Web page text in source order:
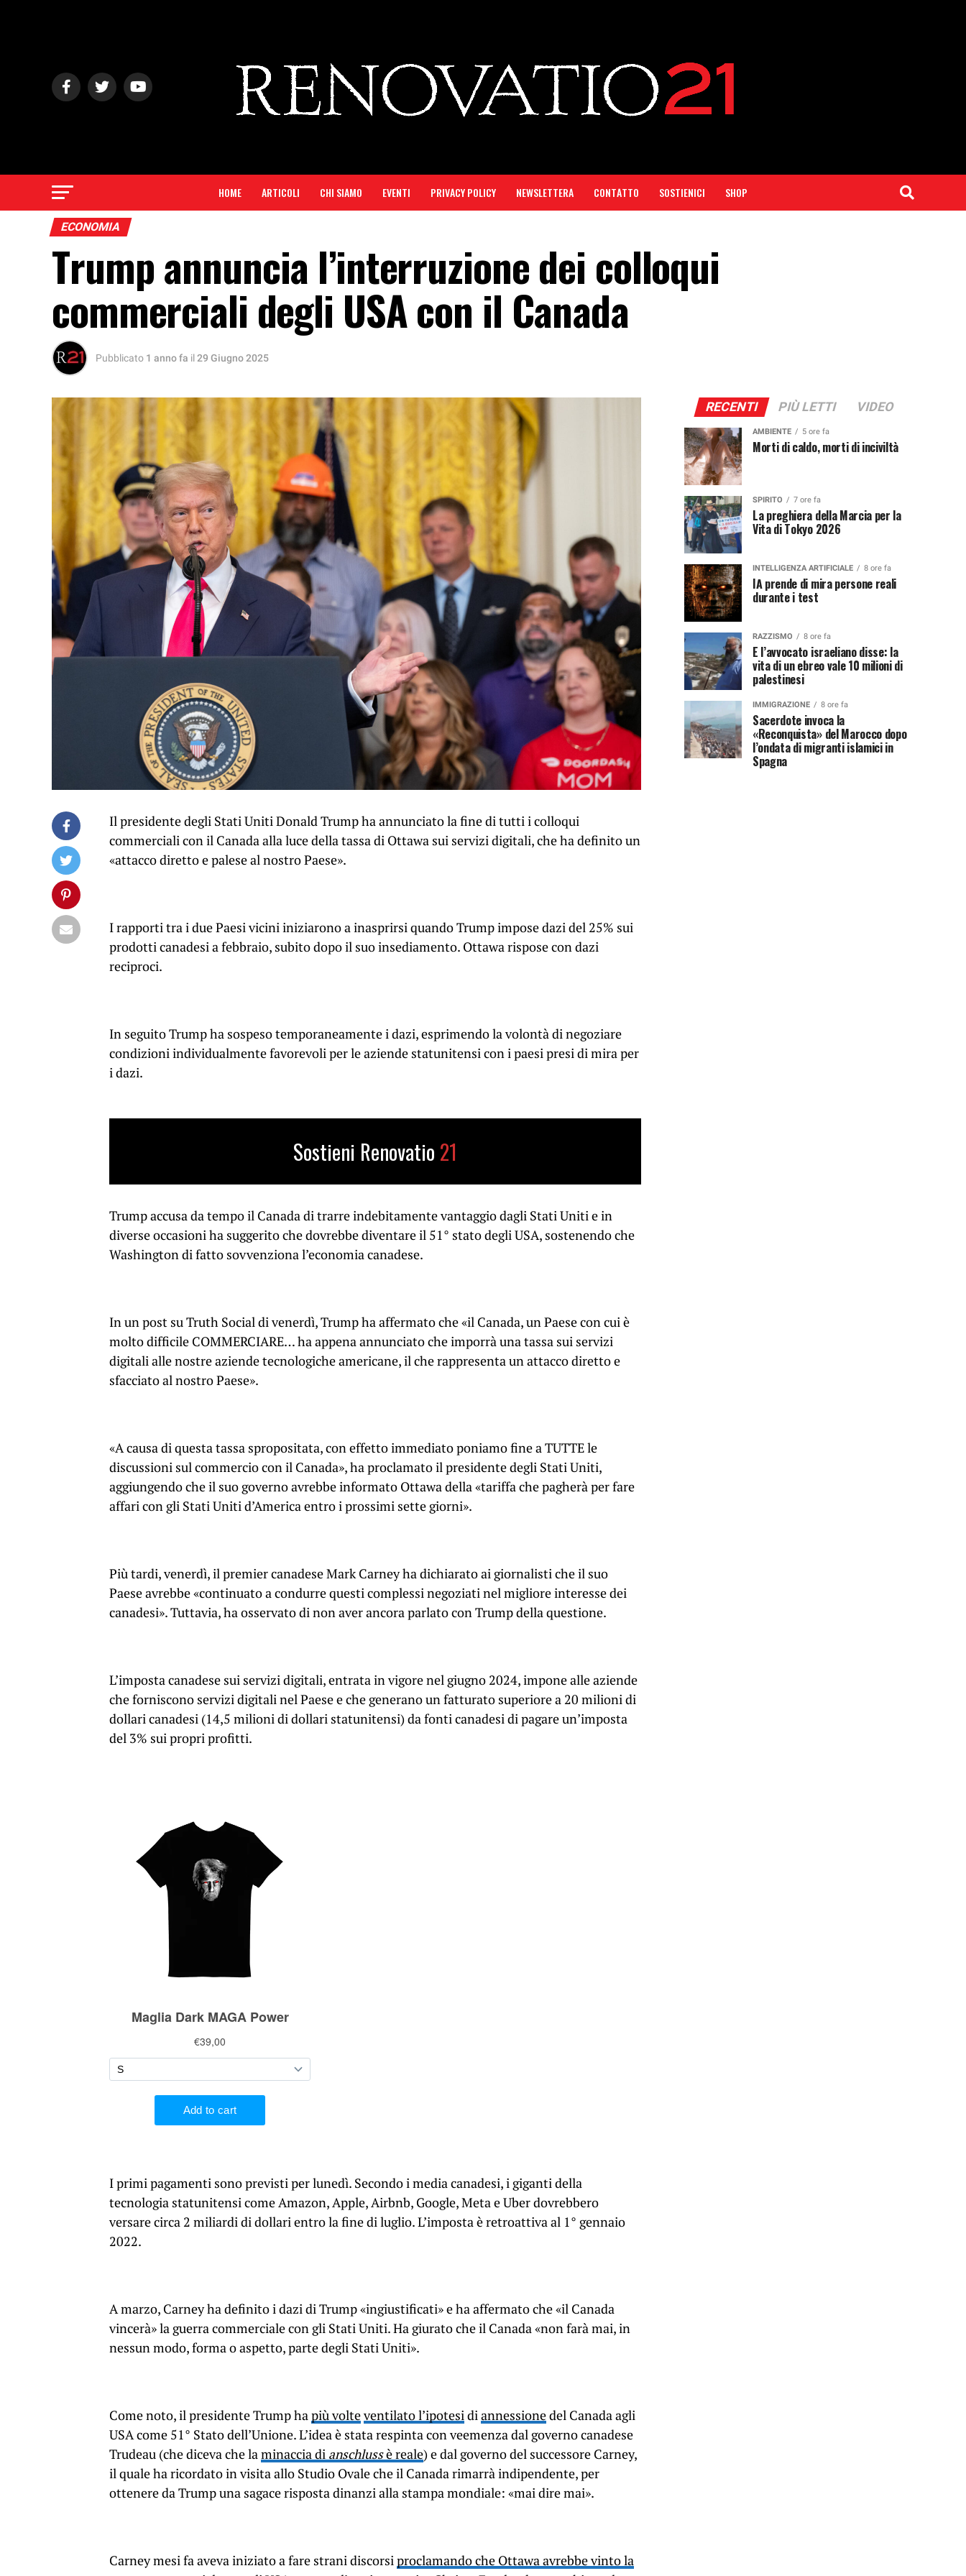
HOME ARTICOLI CHI SIAMO EVENTI PRIVACY POLICY NEWSLETTERA CONTATTO SOSTIENICI SHOP
ECONOMIA
Trump annuncia l’interruzione dei colloqui
commerciali degli USA con il Canada
Pubblicato 1 anno fa il29 Giugno 2025
Il presidente degli Stati Uniti Donald Trump ha annunciato la fine di tutti i colloqui
commerciali con il Canada alla luce della tassa di Ottawa sui servizi digitali, che ha definito un
«attacco diretto e palese al nostro Paese».
I rapporti tra i due Paesi vicini iniziarono a inasprirsi quando Trump impose dazi del 25% sui
prodotti canadesi a febbraio, subito dopo il suo insediamento. Ottawa rispose con dazi
reciproci.
In seguito Trump ha sospeso temporaneamente i dazi, esprimendo la volontà di negoziare
condizioni individualmente favorevoli per le aziende statunitensi con i paesi presi di mira per
i dazi.
Sostieni Renovatio 21
Trump accusa da tempo il Canada di trarre indebitamente vantaggio dagli Stati Uniti e in
diverse occasioni ha suggerito che dovrebbe diventare il 51° stato degli USA, sostenendo che
Washington di fatto sovvenziona l’economia canadese.
In un post su Truth Social di venerdì, Trump ha affermato che «il Canada, un Paese con cui è
molto difficile COMMERCIARE… ha appena annunciato che imporrà una tassa sui servizi
digitali alle nostre aziende tecnologiche americane, il che rappresenta un attacco diretto e
sfacciato al nostro Paese».
«A causa di questa tassa spropositata, con effetto immediato poniamo fine a TUTTE le
discussioni sul commercio con il Canada», ha proclamato il presidente degli Stati Uniti,
aggiungendo che il suo governo avrebbe informato Ottawa della «tariffa che pagherà per fare
affari con gli Stati Uniti d’America entro i prossimi sette giorni».
Più tardi, venerdì, il premier canadese Mark Carney ha dichiarato ai giornalisti che il suo
Paese avrebbe «continuato a condurre questi complessi negoziati nel migliore interesse dei
canadesi». Tuttavia, ha osservato di non aver ancora parlato con Trump della questione.
L’imposta canadese sui servizi digitali, entrata in vigore nel giugno 2024, impone alle aziende
che forniscono servizi digitali nel Paese e che generano un fatturato superiore a 20 milioni di
dollari canadesi (14,5 milioni di dollari statunitensi) da fonti canadesi di pagare un’imposta
del 3% sui propri profitti.
I primi pagamenti sono previsti per lunedì. Secondo i media canadesi, i giganti della
tecnologia statunitensi come Amazon, Apple, Airbnb, Google, Meta e Uber dovrebbero
versare circa 2 miliardi di dollari entro la fine di luglio. L’imposta è retroattiva al 1° gennaio
2022.
A marzo, Carney ha definito i dazi di Trump «ingiustificati» e ha affermato che «il Canada
vincerà» la guerra commerciale con gli Stati Uniti. Ha giurato che il Canada «non farà mai, in
nessun modo, forma o aspetto, parte degli Stati Uniti».
Come noto, il presidente Trump hapiù volteventilato l’ipotesidiannessionedel Canada agli
USA come 51° Stato dell’Unione. L’idea è stata respinta con veemenza dal governo canadese
Trudeau (che diceva che laminaccia di anschlussè reale) e dal governo del successore Carney,
il quale ha ricordato in visita allo Studio Ovale che il Canada rimarrà indipendente, per
ottenere da Trump una sagace risposta dinanzi alla stampa mondiale: «mai dire mai».
Carney mesi fa aveva iniziato a fare strani discorsiproclamando che Ottawa avrebbe vinto la
RECENTI PIÙ LETTI VIDEO
AMBIENTE 5 ore fa
Morti di caldo, morti di inciviltà
SPIRITO 7 ore fa
La preghiera della Marcia per la
Vita di Tokyo 2026
INTELLIGENZA ARTIFICIALE 8 ore fa
IA prende di mira persone reali
durante i test
RAZZISMO 8 ore fa
E l’avvocato israeliano disse: la
vita di un ebreo vale 10 milioni di
palestinesi
IMMIGRAZIONE 8 ore fa
Sacerdote invoca la
«Reconquista» del Marocco dopo
l’ondata di migranti islamici in
Spagna